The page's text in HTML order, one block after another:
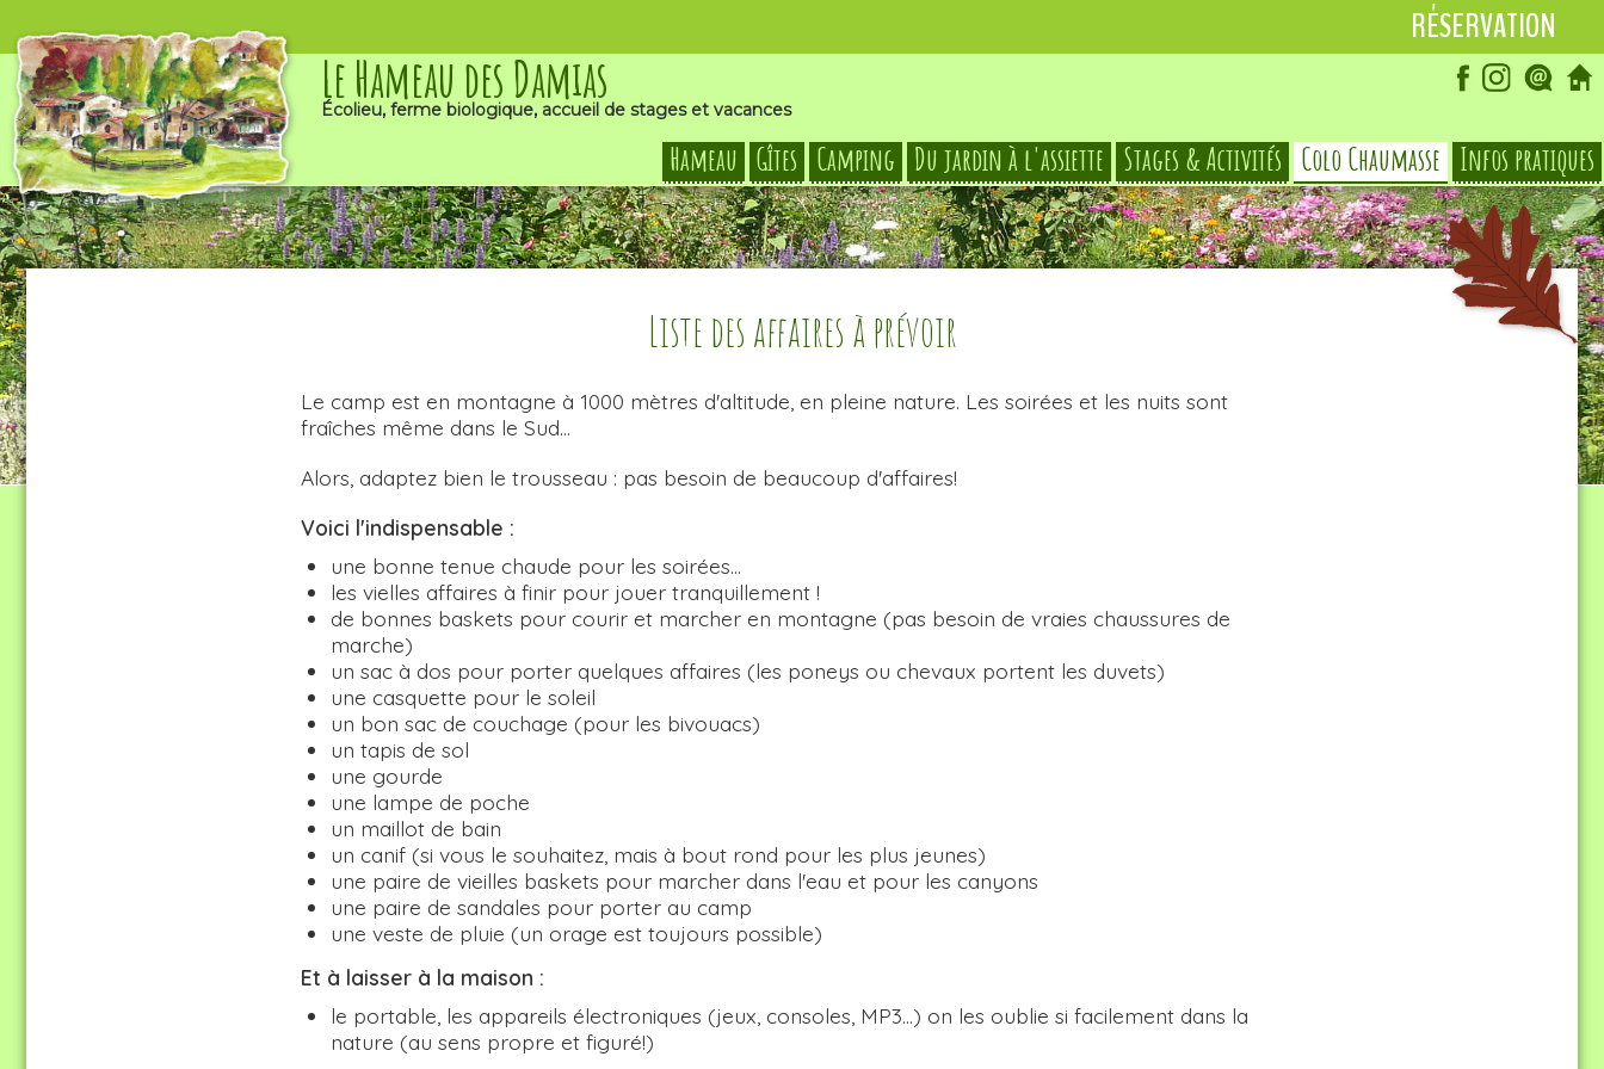
RÉSERVATION
Le Hameau des Damias
Écolieu, ferme biologique, accueil de stages et vacances
Hameau Gîtes Camping Du jardin à l'assiette Stages & Activités Colo Chaumasse Infos pratiques
Liste des affaires à prévoir
Le camp est en montagne à 1000 mètres d'altitude, en pleine nature. Les soirées et les nuits sont
fraîches même dans le Sud...
Alors, adaptez bien le trousseau : pas besoin de beaucoup d'affaires!
Voici l'indispensable :
une bonne tenue chaude pour les soirées...
les vielles affaires à finir pour jouer tranquillement !
de bonnes baskets pour courir et marcher en montagne (pas besoin de vraies chaussures de
marche)
un sac à dos pour porter quelques affaires (les poneys ou chevaux portent les duvets)
une casquette pour le soleil
un bon sac de couchage (pour les bivouacs)
un tapis de sol
une gourde
une lampe de poche
un maillot de bain
un canif (si vous le souhaitez, mais à bout rond pour les plus jeunes)
une paire de vieilles baskets pour marcher dans l'eau et pour les canyons
une paire de sandales pour porter au camp
une veste de pluie (un orage est toujours possible)
Et à laisser à la maison :
le portable, les appareils électroniques (jeux, consoles, MP3...) on les oublie si facilement dans la
nature (au sens propre et figuré!)